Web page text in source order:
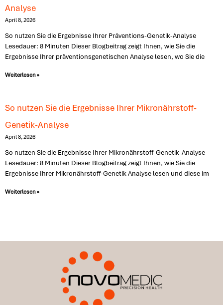
Analyse
April 8, 2026
So nutzen Sie die Ergebnisse Ihrer Präventions-Genetik-Analyse
Lesedauer: 8 Minuten Dieser Blogbeitrag zeigt Ihnen, wie Sie die
Ergebnisse Ihrer präventionsgenetischen Analyse lesen, wo Sie die
Weiterlesen »
So nutzen Sie die Ergebnisse Ihrer Mikronährstoff-
Genetik-Analyse
April 8, 2026
So nutzen Sie die Ergebnisse Ihrer Mikronährstoff-Genetik-Analyse
Lesedauer: 8 Minuten Dieser Blogbeitrag zeigt Ihnen, wie Sie die
Ergebnisse Ihrer Mikronährstoff-Genetik Analyse lesen und diese im
Weiterlesen »